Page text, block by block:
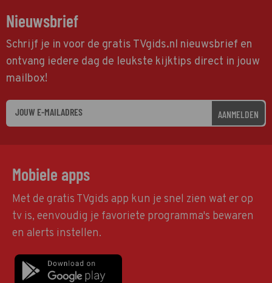
Nieuwsbrief
Schrijf je in voor de gratis TVgids.nl nieuwsbrief en
ontvang iedere dag de leukste kijktips direct in jouw
mailbox!
AANMELDEN
Mobiele apps
Met de gratis TVgids app kun je snel zien wat er op
tv is, eenvoudig je favoriete programma's bewaren
en alerts instellen.